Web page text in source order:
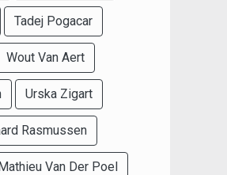
Tadej Pogacar
Wout Van Aert
Urska Zigart
Rasmussen
Van Der Poel